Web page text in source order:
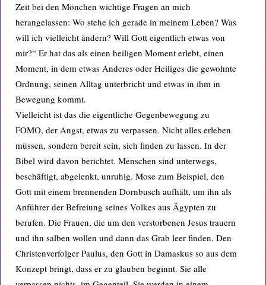
Zeit bei den Mönchen wichtige Fragen an mich
herangelassen: Wo stehe ich gerade in meinem Leben? Was
will ich vielleicht ändern? Will Gott eigentlich etwas von
mir?“ Er hat das als einen heiligen Moment erlebt, einen
Moment, in dem etwas Anderes oder Heiliges die gewohnte
Ordnung, seinen Alltag unterbricht und etwas in ihm in
Bewegung kommt.
Vielleicht ist das die eigentliche Gegenbewegung zu
FOMO, der Angst, etwas zu verpassen. Nicht alles erleben
müssen, sondern bereit sein, sich finden zu lassen. In der
Bibel wird davon berichtet. Menschen sind unterwegs,
beschäftigt, abgelenkt, unruhig. Mose zum Beispiel, den
Gott mit einem brennenden Dornbusch aufhält, um ihn als
Anführer der Befreiung seines Volkes aus Ägypten zu
berufen. Die Frauen, die um den verstorbenen Jesus trauern
und ihn salben wollen und dann das Grab leer finden. Den
Christenverfolger Paulus, den Gott in Damaskus so aus dem
Konzept bringt, dass er zu glauben beginnt. Sie alle